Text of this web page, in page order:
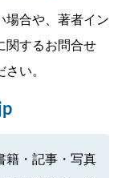
場合や、著者イン
関するお問合せ
い。
籍・記事・写真